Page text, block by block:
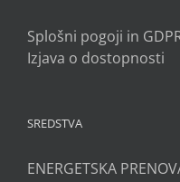
Splošni pogoji in
Izjava o dostopnosti
SREDSTVA
ENERGETSKA